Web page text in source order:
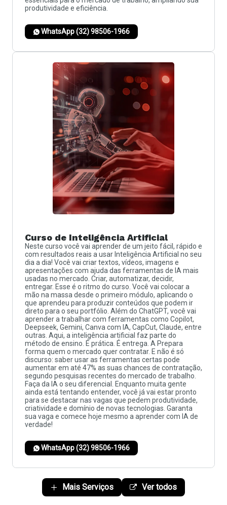
produtividade e eficiência.
WhatsApp (32) 98506-1966
Curso de Inteligência Artificial
Neste curso você vai aprender de um jeito fácil, rápido e
com resultados reais a usar Inteligência Artificial no seu
dia a dia! Você vai criar textos, vídeos, imagens e
apresentações com ajuda das ferramentas de IA mais
usadas no mercado. Criar, automatizar, decidir,
entregar. Esse é o ritmo do curso. Você vai colocar a
mão na massa desde o primeiro módulo, aplicando o
que aprendeu para produzir conteúdos que podem ir
direto para o seu portfólio. Além do ChatGPT, você vai
aprender a trabalhar com ferramentas como Copilot,
Deepseek, Gemini, Canva com IA, CapCut, Claude, entre
outras. Aqui, a inteligência artificial faz parte do
método de ensino. É prática. É entrega. A Prepara
forma quem o mercado quer contratar. E não é só
discurso: saber usar as ferramentas certas pode
aumentar em até 47% as suas chances de contratação,
segundo pesquisas recentes do mercado de trabalho.
Faça da IA o seu diferencial. Enquanto muita gente
ainda está tentando entender, você já vai estar pronto
para se destacar nas vagas que pedem produtividade,
criatividade e domínio de novas tecnologias. Garanta
sua vaga e comece hoje mesmo a aprender com IA de
verdade!
WhatsApp (32) 98506-1966
Mais Serviços Ver todos